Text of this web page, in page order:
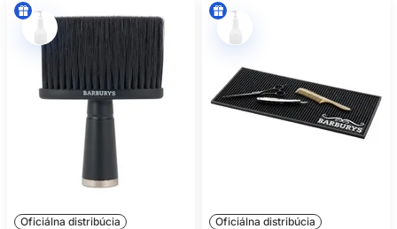
Oficiálna distribúcia Oficiálna distribúcia